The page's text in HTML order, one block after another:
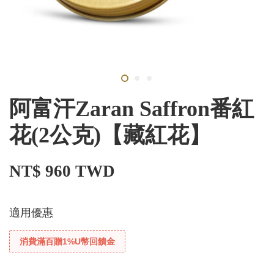
阿富汗Zaran Saffron番紅
花(2公克)【藏紅花】
NT$ 960 TWD
適用優惠
消費滿百贈1%U幣回饋金